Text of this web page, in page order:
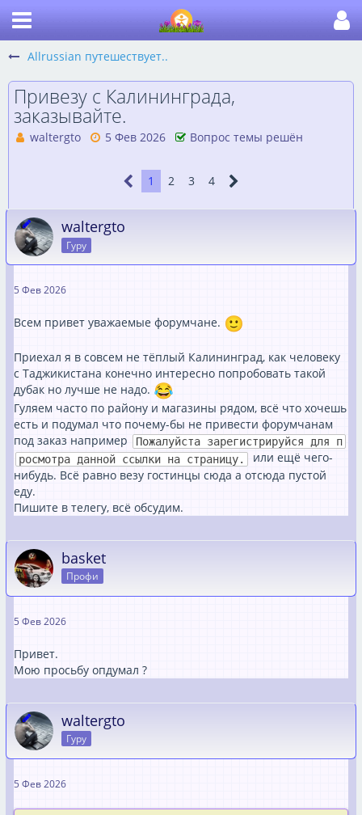
Allrussian путешествует..
Привезу с Калининграда,
заказывайте.
waltergto 5 Фев 2026 Вопрос темы решён
1 2 3 4
waltergto
Гуру
5 Фев 2026
Всем привет уважаемые форумчане.
Приехал я в совсем не тёплый Калининград, как человеку
с Таджикистана конечно интересно попробовать такой
дубак но лучше не надо.
Гуляем часто по району и магазины рядом, всё что хочешь
есть и подумал что почему-бы не привести форумчанам
под заказ например
Пожалуйста зарегистрируйся для п
росмотра данной ссылки на страницу.
или ещё чего-
нибудь. Всё равно везу гостинцы сюда а отсюда пустой
еду.
Пишите в телегу, всё обсудим.
basket
Профи
5 Фев 2026
Привет.
Мою просьбу опдумал ?
waltergto
Гуру
5 Фев 2026